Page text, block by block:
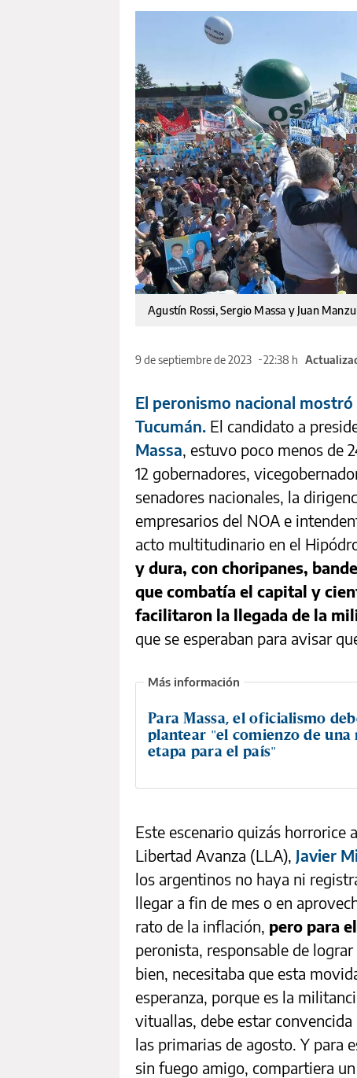
Agustín Rossi, Sergio Massa y Juan
9 de septiembre de 2023 22:38 h
El peronismo nacional
Tucumán. El candidato a
Massa, estuvo poco menos de
12 gobernadores,
senadores nacionales, la
empresarios del NOA e
acto multitudinario en el
y dura, con choripanes,
que combatía el capital y
facilitaron la llegada de la
que se esperaban para avisar
Para Massa, el oficialismo
plantear "el comienzo de una
etapa para el país"
Este escenario quizás horrorice
Libertad Avanza (LLA), Javier
los argentinos no haya ni
llegar a fin de mes o en
rato de la inflación, pero para
peronista, responsable de
bien, necesitaba que esta
esperanza, porque es la
vituallas, debe estar
las primarias de agosto. Y para
sin fuego amigo, compartiera